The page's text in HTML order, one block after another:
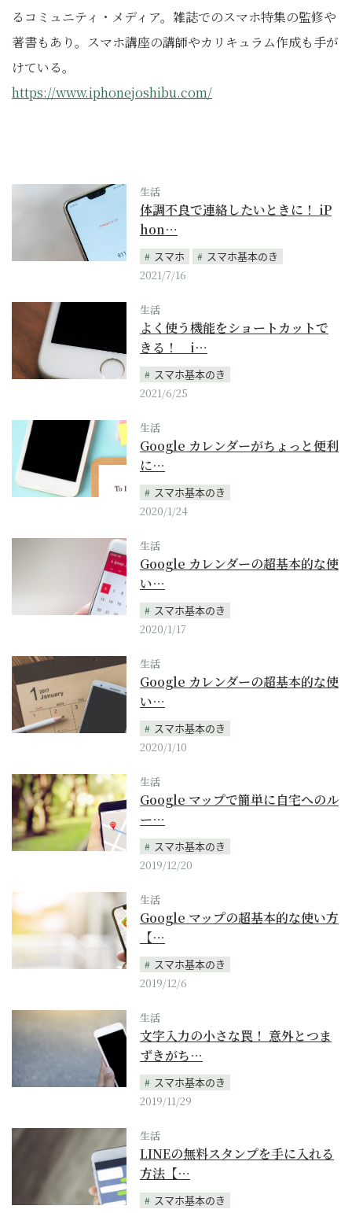
るコミュニティ・メディア。雑誌でのスマホ特集の監修や
著書もあり。スマホ講座の講師やカリキュラム作成も手が
けている。
https://www.iphonejoshibu.com/
生活
体調不良で連絡したいときに！ iP
hon…
スマホ
スマホ基本のき
2021/7/16
生活
よく使う機能をショートカットで
きる！ i…
スマホ基本のき
2021/6/25
生活
Google カレンダーがちょっと便利
に…
スマホ基本のき
2020/1/24
生活
Google カレンダーの超基本的な使
い…
スマホ基本のき
2020/1/17
生活
Google カレンダーの超基本的な使
い…
スマホ基本のき
2020/1/10
生活
Google マップで簡単に自宅へのル
ー…
スマホ基本のき
2019/12/20
生活
Google マップの超基本的な使い方
【…
スマホ基本のき
2019/12/6
生活
文字入力の小さな罠！ 意外とつま
ずきがち…
スマホ基本のき
2019/11/29
生活
LINEの無料スタンプを手に入れる
方法【…
スマホ基本のき